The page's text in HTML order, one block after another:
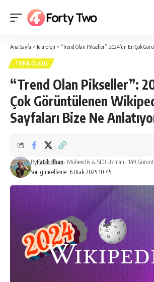
Ana Sayfa >Teknoloji > “Trend Olan Pikseller”: 2024’ün En Çok Görüntülenen
TEKNOLOJI
“Trend Olan Pikseller”:
Çok Görüntülenen
Sayfaları Bize Ne
Son güncelleme: 6 Ocak 2025 10:45
ByFatih Ilhan- Mühendis & SEO Uzmanı 149